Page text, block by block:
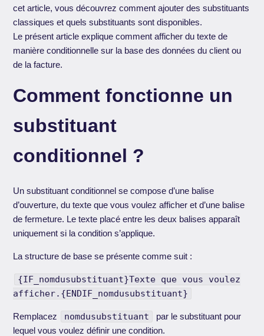
cet article, vous découvrez comment ajouter des substituants
classiques et quels substituants sont disponibles.
Le présent article explique comment afficher du texte de
manière conditionnelle sur la base des données du client ou
de la facture.
Comment fonctionne un
substituant
conditionnel ?
Un substituant conditionnel se compose d’une balise
d’ouverture, du texte que vous voulez afficher et d’une balise
de fermeture. Le texte placé entre les deux balises apparaît
uniquement si la condition s’applique.
La structure de base se présente comme suit :
{IF_nomdusubstituant}Texte que vous voulez
afficher.{ENDIF_nomdusubstituant}
Remplacez nomdusubstituant
par le substituant pour
lequel vous voulez définir une condition.